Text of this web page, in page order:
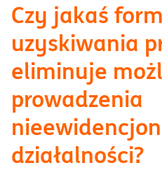
Czy jakaś
uzyskiwania
eliminuje
prowadzenia
działalności?